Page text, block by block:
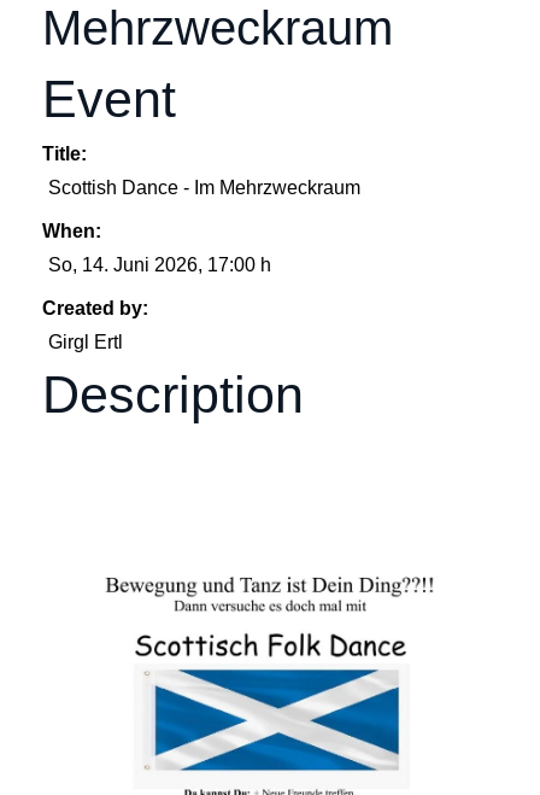
Mehrzweckraum
Event
Title:
Scottish Dance - Im Mehrzweckraum
When:
So, 14. Juni 2026, 17:00 h
Created by:
Girgl Ertl
Description